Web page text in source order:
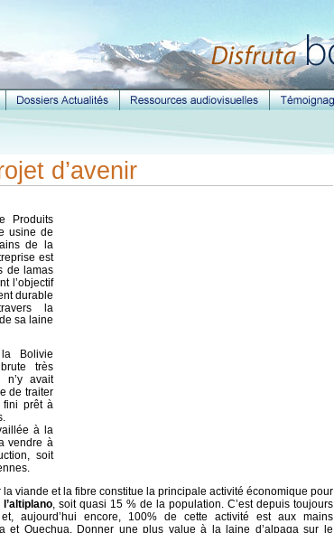
d’avenir
Produits
usine de
de la
est
de lamas
l’objectif
durable
la
sa laine
Bolivie
très
n’y avait
de traiter
fini prêt à
à la
vendre à
soit
viande et la fibre constitue la principale activité économique pour
, soit quasi 15 % de la population. C’est depuis toujours
aujourd’hui encore, 100% de cette activité est aux mains
et Quechua. Donner une plus value à la laine d’alpaga sur le